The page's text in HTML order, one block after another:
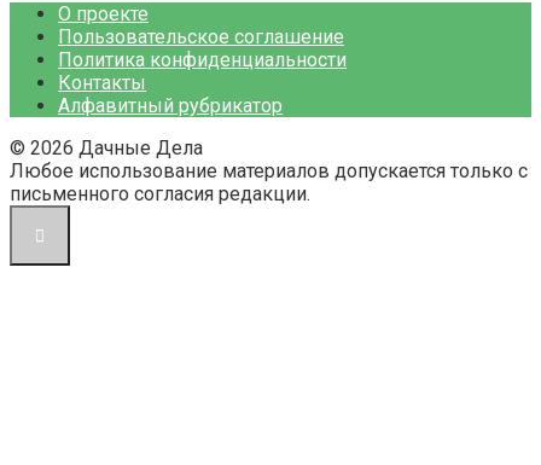
О проекте
Пользовательское соглашение
Политика конфиденциальности
Контакты
Алфавитный рубрикатор
© 2026 Дачные Дела
Любое использование материалов допускается только с
письменного согласия редакции.